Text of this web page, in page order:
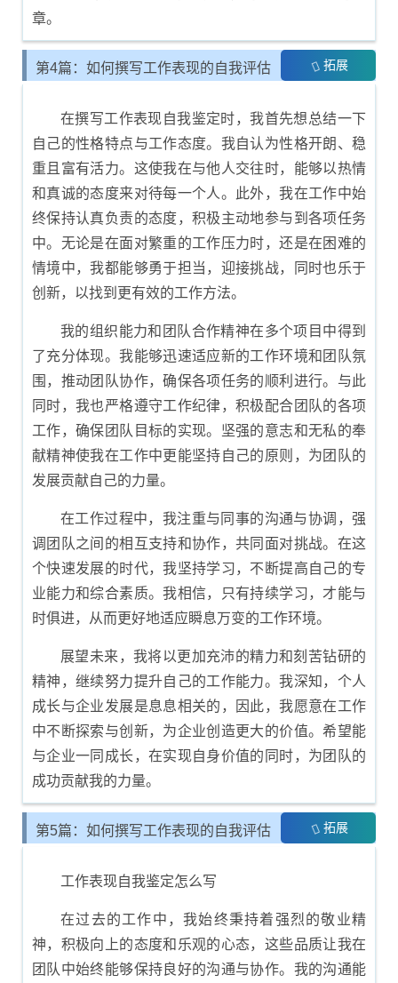
章。
第4篇：如何撰写工作表现的自我评估 拓展
在撰写工作表现自我鉴定时，我首先想总结一下
自己的性格特点与工作态度。我自认为性格开朗、稳
重且富有活力。这使我在与他人交往时，能够以热情
和真诚的态度来对待每一个人。此外，我在工作中始
终保持认真负责的态度，积极主动地参与到各项任务
中。无论是在面对繁重的工作压力时，还是在困难的
情境中，我都能够勇于担当，迎接挑战，同时也乐于
创新，以找到更有效的工作方法。
我的组织能力和团队合作精神在多个项目中得到
了充分体现。我能够迅速适应新的工作环境和团队氛
围，推动团队协作，确保各项任务的顺利进行。与此
同时，我也严格遵守工作纪律，积极配合团队的各项
工作，确保团队目标的实现。坚强的意志和无私的奉
献精神使我在工作中更能坚持自己的原则，为团队的
发展贡献自己的力量。
在工作过程中，我注重与同事的沟通与协调，强
调团队之间的相互支持和协作，共同面对挑战。在这
个快速发展的时代，我坚持学习，不断提高自己的专
业能力和综合素质。我相信，只有持续学习，才能与
时俱进，从而更好地适应瞬息万变的工作环境。
展望未来，我将以更加充沛的精力和刻苦钻研的
精神，继续努力提升自己的工作能力。我深知，个人
成长与企业发展是息息相关的，因此，我愿意在工作
中不断探索与创新，为企业创造更大的价值。希望能
与企业一同成长，在实现自身价值的同时，为团队的
成功贡献我的力量。
第5篇：如何撰写工作表现的自我评估 拓展
工作表现自我鉴定怎么写
在过去的工作中，我始终秉持着强烈的敬业精
神，积极向上的态度和乐观的心态，这些品质让我在
团队中始终能够保持良好的沟通与协作。我的沟通能